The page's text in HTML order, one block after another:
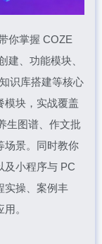
你掌握 COZE
建、功能模块、
识库搭建等核心
模块，实战覆盖
生图谱、作文批
场景。同时教你
及小程序与 PC
实操、案例丰
。